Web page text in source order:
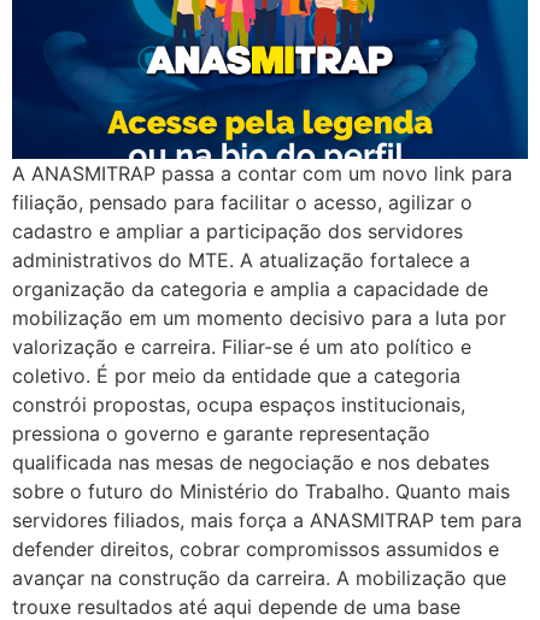
A ANASMITRAP passa a contar com um novo link para
filiação, pensado para facilitar o acesso, agilizar o
cadastro e ampliar a participação dos servidores
administrativos do MTE. A atualização fortalece a
organização da categoria e amplia a capacidade de
mobilização em um momento decisivo para a luta por
valorização e carreira. Filiar-se é um ato político e
coletivo. É por meio da entidade que a categoria
constrói propostas, ocupa espaços institucionais,
pressiona o governo e garante representação
qualificada nas mesas de negociação e nos debates
sobre o futuro do Ministério do Trabalho. Quanto mais
servidores filiados, mais força a ANASMITRAP tem para
defender direitos, cobrar compromissos assumidos e
avançar na construção da carreira. A mobilização que
trouxe resultados até aqui depende de uma base